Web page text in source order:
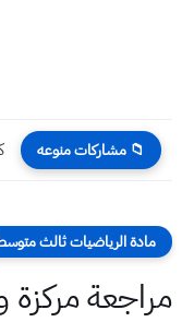
📁 مشاركات منوعه
مادة الرياضيات ثالث
مراجعة مركزة